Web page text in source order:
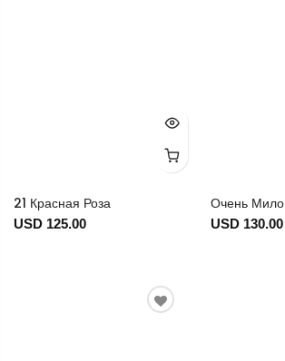
21 Красная Роза
USD 125.00
Очень Мило
USD 130.00